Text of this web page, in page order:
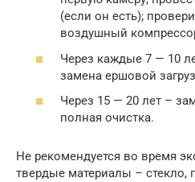
(если он есть);
воздушный
Через каждые 7 — 10
замена ершовой
Через 15 — 20 лет –
полная очистка.
Не рекомендуется во время
твердые материалы – стекло,